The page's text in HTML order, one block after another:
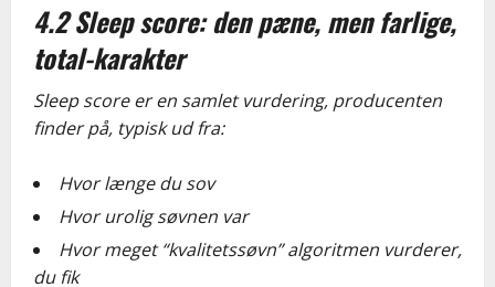
4.2 Sleep score: den pæne, men farlige,
total-karakter
Sleep score er en samlet vurdering, producenten
finder på, typisk ud fra:
Hvor længe du sov
Hvor urolig søvnen var
Hvor meget “kvalitetssøvn” algoritmen vurderer,
du fik